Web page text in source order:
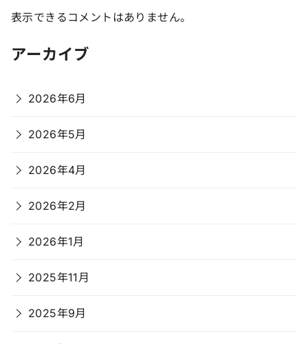
表示できるコメントはありません。
アーカイブ
2026年6月
2026年5月
2026年4月
2026年2月
2026年1月
2025年11月
2025年9月